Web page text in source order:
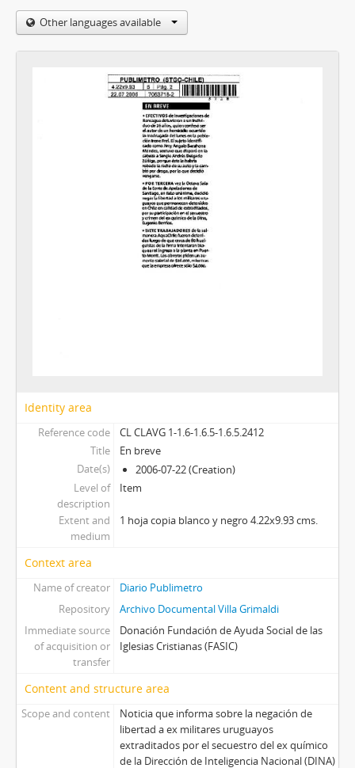
Other languages available
Identity area
Reference code
CL CLAVG 1-1.6-1.6.5-1.6.5.2412
Title
En breve
Date(s)
2006-07-22 (Creation)
Level of
description
Item
Extent and
medium
1 hoja copia blanco y negro 4.22x9.93 cms.
Context area
Name of creator
Diario Publimetro
Repository
Archivo Documental Villa Grimaldi
Immediate source
of acquisition or
transfer
Donación Fundación de Ayuda Social de las
Iglesias Cristianas (FASIC)
Content and structure area
Scope and content
Noticia que informa sobre la negación de
libertad a ex militares uruguayos
extraditados por el secuestro del ex químico
de la Dirección de Inteligencia Nacional (DINA)